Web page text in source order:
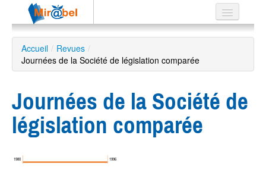
Le réseau
Soutien
Accueil / Revues /
Journées de la Société de législation comparée
Journées de la Société de
législation comparée
1980 1996